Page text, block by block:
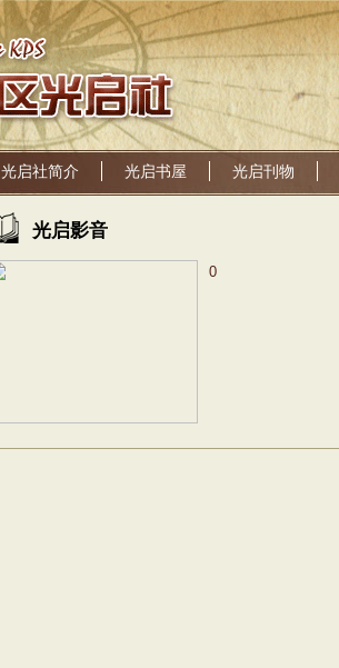
光启社简介 光启书屋 光启刊物
光启影音
0